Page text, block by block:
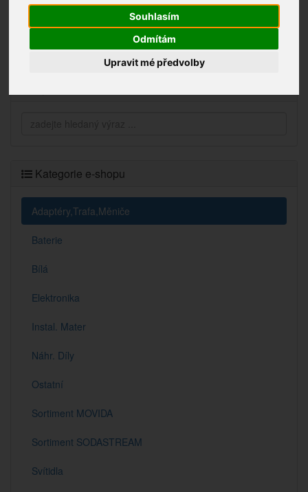
Souhlasím
Odmítám
Upravit mé předvolby
Novinky
Kategorie e-shopu
Adaptéry,Trafa,Měniče
Baterie
Bílá
Elektronika
Instal. Mater
Náhr. Díly
Ostatní
Sortiment MOVIDA
Sortiment SODASTREAM
Svítidla